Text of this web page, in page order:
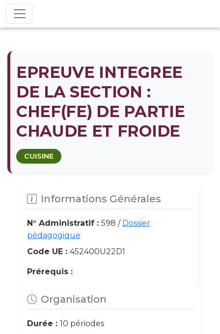
EPREUVE INTEGREE
DE LA SECTION :
CHEF(FE) DE PARTIE
CHAUDE ET FROIDE
CUISINE
Informations Générales
N° Administratif : 598 / Dossier
pédagogique
Code UE : 452400U22D1
Prérequis :
Organisation
Durée : 10 périodes